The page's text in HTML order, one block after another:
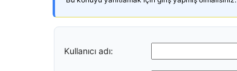
Kullanıcı adı: